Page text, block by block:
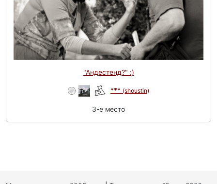
"Андестенд?" :)
*** (shoustin)
3-e место